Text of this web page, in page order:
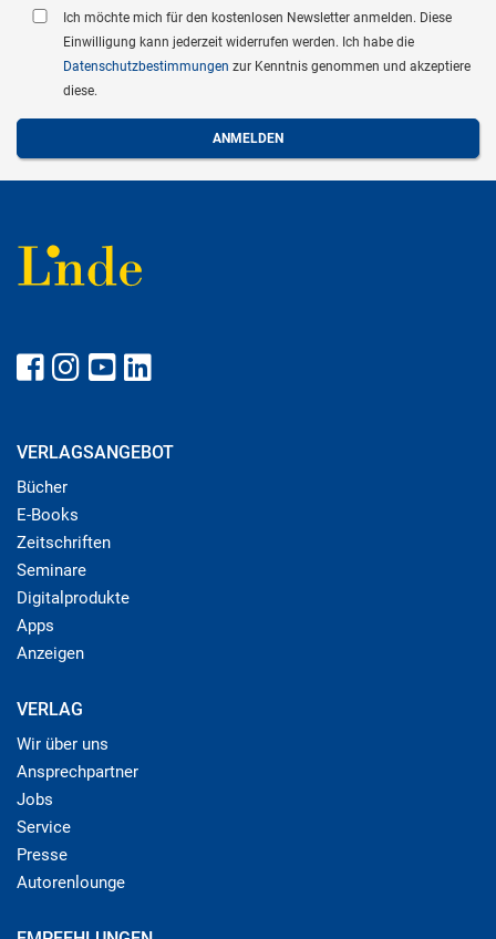
Ich möchte mich für den kostenlosen Newsletter anmelden. Diese
Einwilligung kann jederzeit widerrufen werden. Ich habe die
Datenschutzbestimmungen zur Kenntnis genommen und akzeptiere
diese.
VERLAGSANGEBOT
Bücher
E-Books
Zeitschriften
Seminare
Digitalprodukte
Apps
Anzeigen
VERLAG
Wir über uns
Ansprechpartner
Jobs
Service
Presse
Autorenlounge